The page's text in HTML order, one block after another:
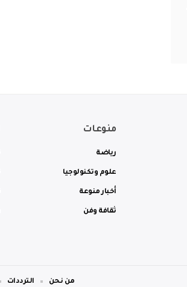
منوعات
رياضة
علوم وتكنولوجيا
أخبار منوعة
ثقافة وفن
من نحن الترددات